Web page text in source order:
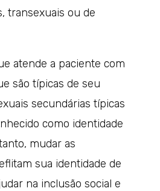
transexuais ou de
atende a paciente com
são típicas de seu
secundárias típicas
como identidade
mudar as
sua identidade de
na inclusão social e